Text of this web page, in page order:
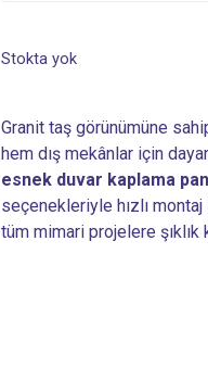
Stokta yok
Granit taş görünümüne
hem dış mekânlar için
esnek duvar kaplama
seçenekleriyle hızlı
tüm mimari projelere şıklık